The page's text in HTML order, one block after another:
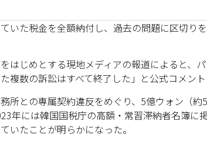
いた税金を全額納付し、過去の問題に区切り
はじめとする現地メディアの報道によると、
複数の訴訟はすべて終了した」と公式コメント
所との専属契約違反をめぐり、5億ウォン（
年には韓国国税庁の高額・常習滞納者名簿に
いたことが明らかになった。